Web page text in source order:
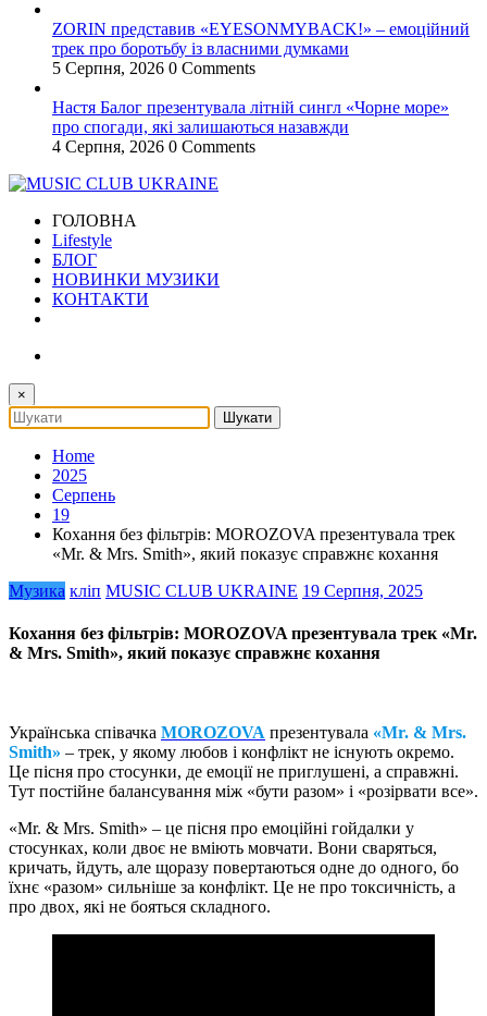
ZORIN представив «EYESONMYBACK!» – емоційний
трек про боротьбу із власними думками
5 Серпня, 2026 0 Comments
Настя Балог презентувала літній сингл «Чорне море»
про спогади, які залишаються назавжди
4 Серпня, 2026 0 Comments
ГОЛОВНА
Lifestyle
БЛОГ
НОВИНКИ МУЗИКИ
КОНТАКТИ
×
Home
2025
Серпень
19
Кохання без фільтрів: MOROZOVA презентувала трек
«Mr. & Mrs. Smith», який показує справжнє кохання
Музика кліп MUSIC CLUB UKRAINE 19 Серпня, 2025
Кохання без фільтрів: MOROZOVA презентувала трек «Mr.
& Mrs. Smith», який показує справжнє кохання
Українська співачка MOROZOVA презентувала «Mr. & Mrs.
Smith» – трек, у якому любов і конфлікт не існують окремо.
Це пісня про стосунки, де емоції не приглушені, а справжні.
Тут постійне балансування між «бути разом» і «розірвати все».
«Mr. & Mrs. Smith» – це пісня про емоційні гойдалки у
стосунках, коли двоє не вміють мовчати. Вони сваряться,
кричать, йдуть, але щоразу повертаються одне до одного, бо
їхнє «разом» сильніше за конфлікт. Це не про токсичність, а
про двох, які не бояться складного.